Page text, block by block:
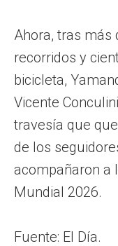
Ahora, tras más
recorridos y
bicicleta,
Vicente
travesía que
de los
acompañaron a
Mundial 2026.
Fuente: El Día.